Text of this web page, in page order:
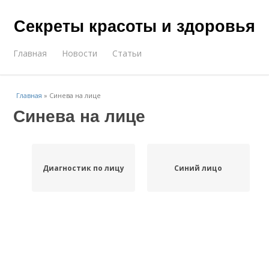
Секреты красоты и здоровья
Главная Новости Статьи
Главная » Синева на лице
Синева на лице
Диагностик по лицу Синий лицо